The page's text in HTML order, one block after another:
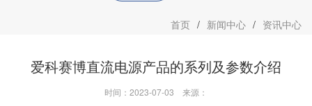
首页 / 新闻中心 / 资讯中心
爱科赛博直流电源产品的系列及参数介绍
时间：2023-07-03 来源：